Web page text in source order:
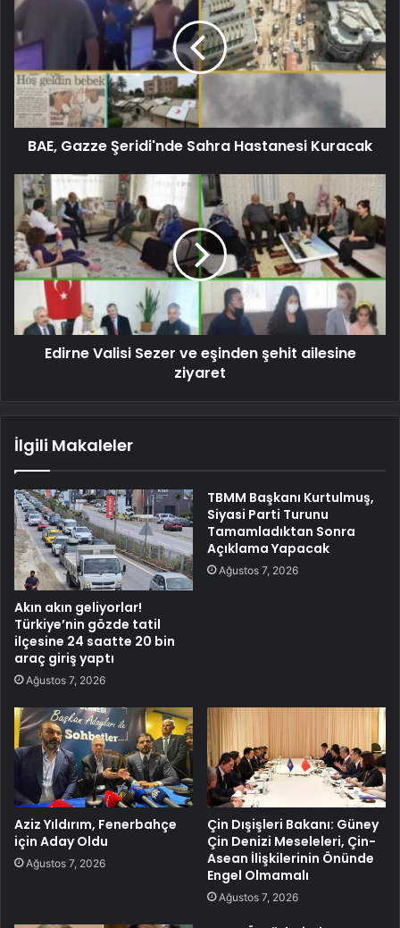
BAE, Gazze Şeridi'nde Sahra Hastanesi Kuracak
Edirne Valisi Sezer ve eşinden şehit ailesine
ziyaret
İlgili Makaleler
Akın akın geliyorlar!
Türkiye’nin gözde tatil
ilçesine 24 saatte 20 bin
araç giriş yaptı
Ağustos 7, 2026
TBMM Başkanı Kurtulmuş,
Siyasi Parti Turunu
Tamamladıktan Sonra
Açıklama Yapacak
Ağustos 7, 2026
Aziz Yıldırım, Fenerbahçe
için Aday Oldu
Ağustos 7, 2026
Çin Dışişleri Bakanı: Güney
Çin Denizi Meseleleri, Çin-
Asean İlişkilerinin Önünde
Engel Olmamalı
Ağustos 7, 2026